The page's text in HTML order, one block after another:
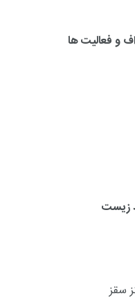
و فعالیت ها
زیست
سقز